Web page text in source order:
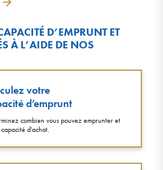
D’EMPRUNT ET
À L’AIDE DE NOS
votre
d’emprunt
combien vous pouvez emprunter et
d'achat.